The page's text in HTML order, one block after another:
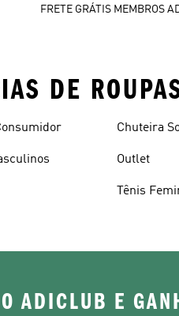
FRETE GRÁTIS MEMBROS
DE
Chuteira
Outlet
Tênis
ADICLUB E